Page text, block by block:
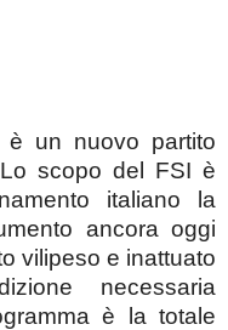
è un nuovo partito
scopo del FSI è
italiano la
ancora oggi
vilipeso e inattuato
necessaria
è la totale